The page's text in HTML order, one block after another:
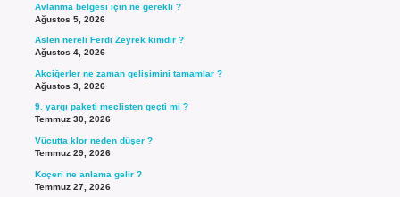
Avlanma belgesi için ne gerekli ?
Ağustos 5, 2026
Aslen nereli Ferdi Zeyrek kimdir ?
Ağustos 4, 2026
Akciğerler ne zaman gelişimini tamamlar ?
Ağustos 3, 2026
9. yargı paketi meclisten geçti mi ?
Temmuz 30, 2026
Vücutta klor neden düşer ?
Temmuz 29, 2026
Koçeri ne anlama gelir ?
Temmuz 27, 2026